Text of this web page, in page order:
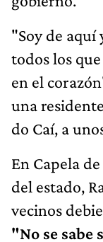
"Soy de aquí
todos los
en el
una
do Caí, a
En Capela
del estado,
vecinos
"No se sabe